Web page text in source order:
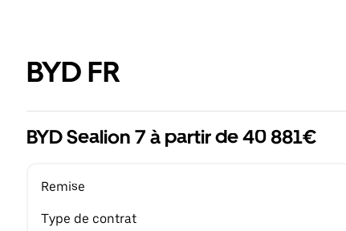
BYD FR
BYD Sealion 7 à partir de 40 881€
Remise
Type de contrat